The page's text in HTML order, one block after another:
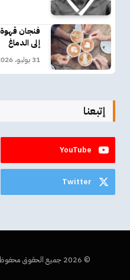
فنجان
إلى الدماغ
31 يوليو، 2026
إتبعنا
YouTube
Twitter
© 2026 جميع الحقوق محفوظة لمجموعة إس تي إس الإعلامية.